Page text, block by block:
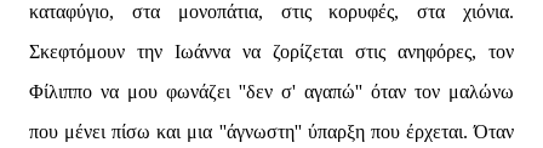
καταφύγιο, στα μονοπάτια, στις κορυφές, στα χιόνια.
Σκεφτόμουν την Ιωάννα να ζορίζεται στις ανηφόρες, τον
Φίλιππο να μου φωνάζει ''δεν σ' αγαπώ'' όταν τον μαλώνω
που μένει πίσω και μια ''άγνωστη'' ύπαρξη που έρχεται. Όταν